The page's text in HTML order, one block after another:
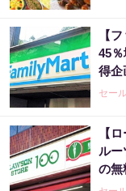
【
45
得企
セー
【
ル
の無
ど